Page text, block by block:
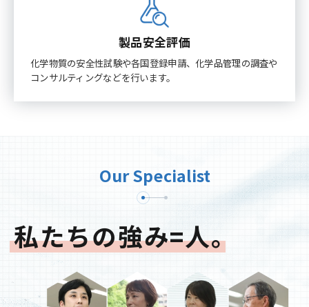
製品安全評価
化学物質の安全性試験や各国登録申請、化学品管理の調査や
コンサルティングなどを行います。
Our Specialist
私たちの強み=人。